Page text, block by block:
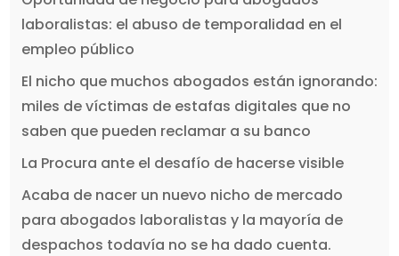
laboralistas: el abuso de temporalidad en el
empleo público
El nicho que muchos abogados están ignorando:
miles de víctimas de estafas digitales que no
saben que pueden reclamar a su banco
La Procura ante el desafío de hacerse visible
Acaba de nacer un nuevo nicho de mercado
para abogados laboralistas y la mayoría de
despachos todavía no se ha dado cuenta.